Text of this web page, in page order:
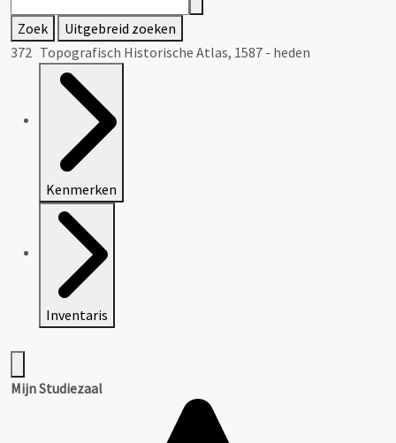
Zoek
Uitgebreid zoeken
372 Topografisch Historische Atlas, 1587 - heden
Kenmerken
Inventaris
Mijn Studiezaal